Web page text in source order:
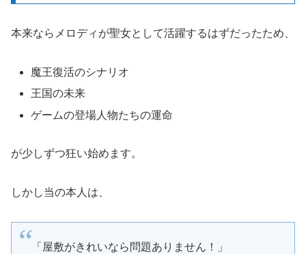
本来ならメロディが聖女として活躍するはずだったため、
魔王復活のシナリオ
王国の未来
ゲームの登場人物たちの運命
が少しずつ狂い始めます。
しかし当の本人は、
「屋敷がきれいなら問題ありません！」